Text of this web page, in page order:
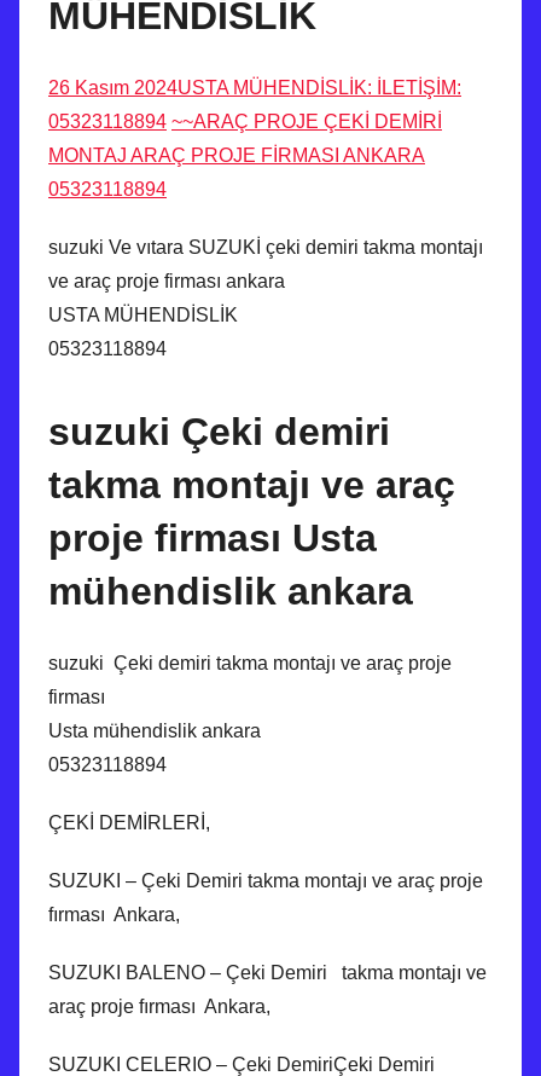
MÜHENDİSLİK
26 Kasım 2024USTA MÜHENDİSLİK: İLETİŞİM:
05323118894 ~~ARAÇ PROJE ÇEKİ DEMİRİ
MONTAJ ARAÇ PROJE FİRMASI ANKARA
05323118894
suzuki Ve vıtara SUZUKİ çeki demiri takma montajı
ve araç proje firması ankara
USTA MÜHENDİSLİK
05323118894
suzuki Çeki demiri
takma montajı ve araç
proje firması Usta
mühendislik ankara
suzuki Çeki demiri takma montajı ve araç proje
firması
Usta mühendislik ankara
05323118894
ÇEKİ DEMİRLERİ,
SUZUKI – Çeki Demiri takma montajı ve araç proje
fırması Ankara,
SUZUKI BALENO – Çeki Demiri takma montajı ve
araç proje fırması Ankara,
SUZUKI CELERIO – Çeki DemiriÇeki Demiri